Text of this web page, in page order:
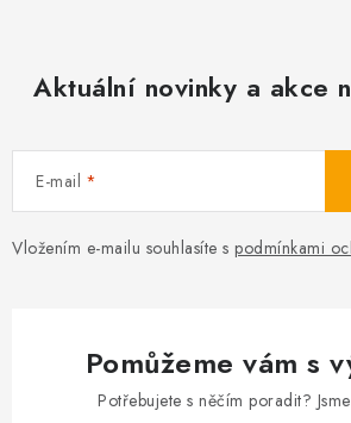
Aktuální novinky a akce
E-mail
Vložením e-mailu souhlasíte s podmínkami
Pomůžeme vám s
Potřebujete s něčím poradit?